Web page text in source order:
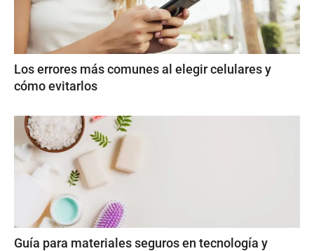
Los errores más comunes al elegir celulares y
cómo evitarlos
Guía para materiales seguros en tecnología y